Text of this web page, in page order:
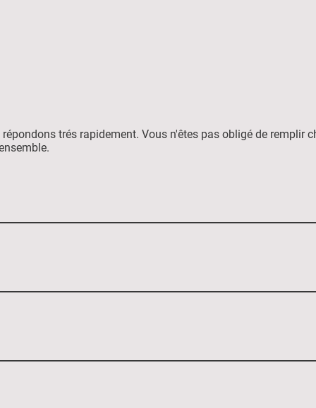
trés rapidement. Vous n'êtes pas obligé de remplir